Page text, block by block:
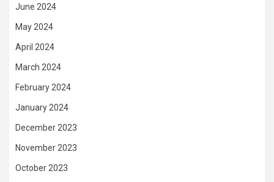
June 2024
May 2024
April 2024
March 2024
February 2024
January 2024
December 2023
November 2023
October 2023